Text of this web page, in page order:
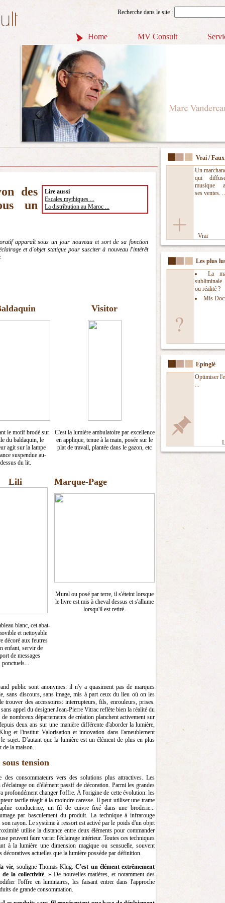
Recherche dans le site :
Home MV Consult
Vrai / Faux
Un
qui
musique
ses ventes.
Vrai
Les plus
La
ou réalité ?
Mis
Epinglé
Optimiser
...
des
un
Lire aussi
Escales mythiques ...
La distribution au Maroc ...
apparaît sous un jour nouveau et sort de sa fonction
et d'objet statique pour susciter à nouveau l'intérêt
le motif brodé sur
du baldaquin, le
agit sur la lampe
suspendue au-
dessus du lit.
Visitor
C'est la lumière ambulatoire par excellence
en applique, tenue à la main, posée sur le
plat de travail, plantée dans le gazon, etc
Lili
blanc, cet abat-
et nettoyable
décoré aux feutres
enfant, servir de
de messages
ponctuels...
Marque-Page
Mural ou posé par terre, il s'éteint lorsque
le livre est mis à cheval dessus et s'allume
lorsqu'il est retiré.
public sont anonymes: il n'y a quasiment pas de marques
sans discours, sans image, mis à part ceux du lieu où on les
trouver des accessoires: interrupteurs, fils, enrouleurs, prises.
appel du designer Jean-Pierre Vitrac reflète bien la réalité du
nombreux départements de création planchent activement sur
deux ans sur une manière différente d'aborder la lumière,
et l'institut Valorisation et innovation dans l'ameublement
sujet. D'autant que la lumière est un élément de plus en plus
de la maison.
tension
des consommateurs vers des solutions plus attractives. Les
ou d'élément passif de décoration. Parmi les grandes
profondément changer l'offre. À l'origine de cette évolution: les
tactile réagit à la moindre caresse. Il peut utiliser une trame
conductrice, un fil de cuivre fixé dans une broderie...
par basculement du produit. La technique à infrarouge
rayon. Le système à ressort est activé par le poids d'un objet
utilise la distance entre deux éléments pour commander
peuvent faire varier l'éclairage intérieur. Toutes ces techniques
à la lumière une dimension magique ou sensuelle, souvent
décoratives actuelles que la lumière possède par définition.
vie, souligne Thomas Klug.C'est un élément extrêmement
de la collectivité. » De nouvelles matières, et notamment des
l'offre en luminaires, les faisant entrer dans l'approche
de grande consommation.